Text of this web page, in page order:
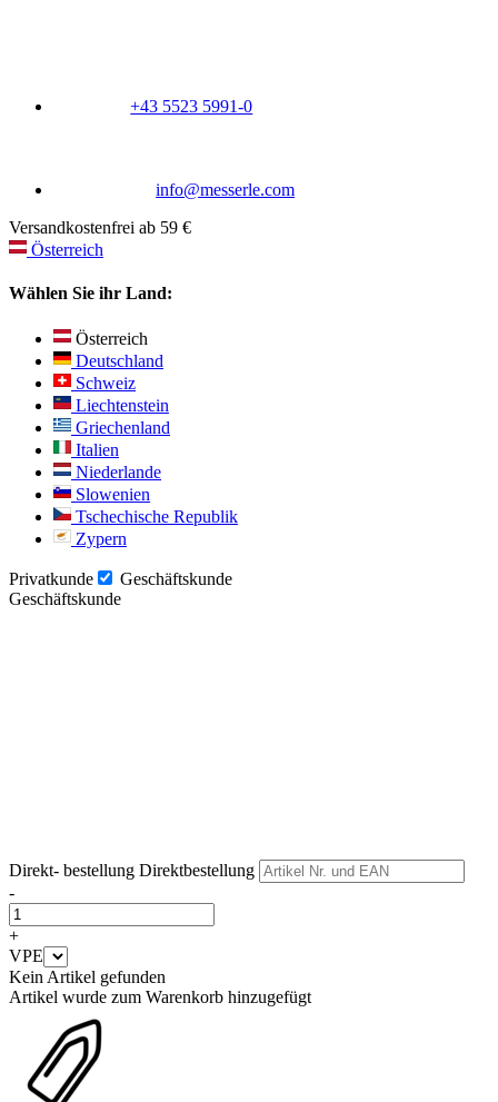
+43 5523 5991-0
info@messerle.com
Versandkostenfrei ab 59 €
Österreich
Wählen Sie ihr Land:
Österreich
Deutschland
Schweiz
Liechtenstein
Griechenland
Italien
Niederlande
Slowenien
Tschechische Republik
Zypern
Privatkunde
Geschäftskunde
Geschäftskunde
Direkt- bestellung Direktbestellung
-
+
VPE
Kein Artikel gefunden
Artikel wurde zum Warenkorb hinzugefügt